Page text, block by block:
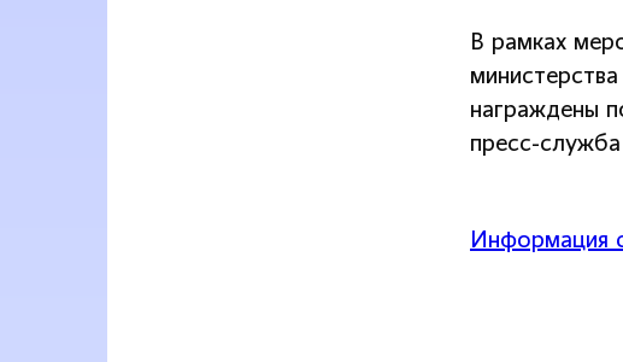
В рамках
награждены
пресс-
Информация